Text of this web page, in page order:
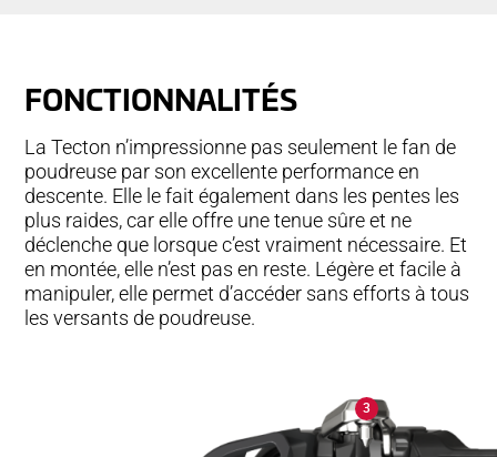
FONCTIONNALITÉS
La Tecton n’impressionne pas seulement le fan de
poudreuse par son excellente performance en
descente. Elle le fait également dans les pentes les
plus raides, car elle offre une tenue sûre et ne
déclenche que lorsque c’est vraiment nécessaire. Et
en montée, elle n’est pas en reste. Légère et facile à
manipuler, elle permet d’accéder sans efforts à tous
les versants de poudreuse.
3